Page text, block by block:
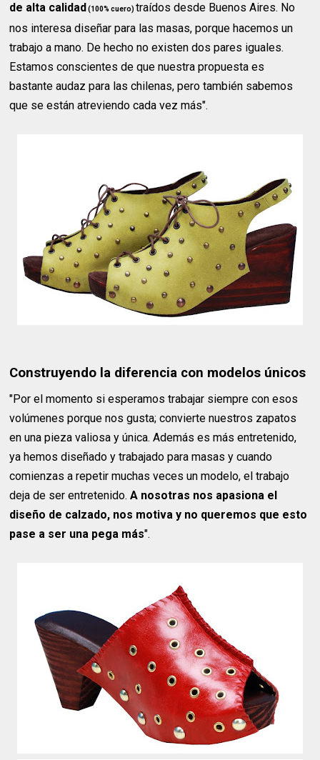
de alta calidad (100% cuero) traídos desde Buenos Aires. No
nos interesa diseñar para las masas, porque hacemos un
trabajo a mano. De hecho no existen dos pares iguales.
Estamos conscientes de que nuestra propuesta es
bastante audaz para las chilenas, pero también sabemos
que se están atreviendo cada vez más".
Construyendo la diferencia con modelos únicos
"Por el momento si esperamos trabajar siempre con esos
volúmenes porque nos gusta; convierte nuestros zapatos
en una pieza valiosa y única. Además es más entretenido,
ya hemos diseñado y trabajado para masas y cuando
comienzas a repetir muchas veces un modelo, el trabajo
deja de ser entretenido.A nosotras nos apasiona el
diseño de calzado, nos motiva y no queremos que esto
pase a ser una pega más".